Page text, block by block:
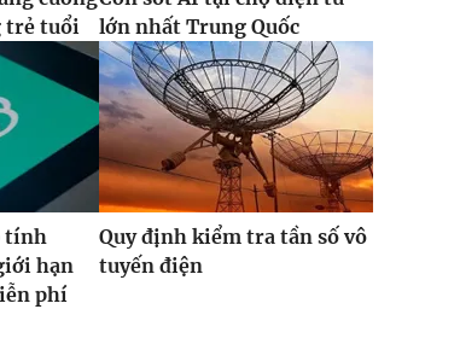
trẻ tuổi
lớn nhất Trung Quốc
tính
hạn
phí
Quy định kiểm tra tần số vô
tuyến điện